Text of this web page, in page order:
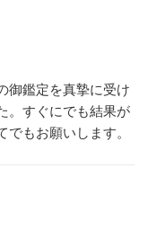
御鑑定を真摯に受け
。すぐにでも結果が
もお願いします。